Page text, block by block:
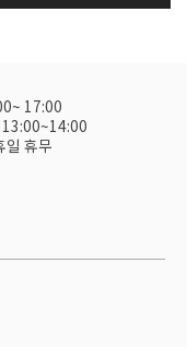
17:00
13:00~14:00
일 휴무